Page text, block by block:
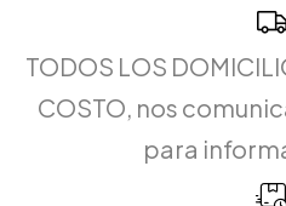
TODOS LOS
COSTO, nos
para